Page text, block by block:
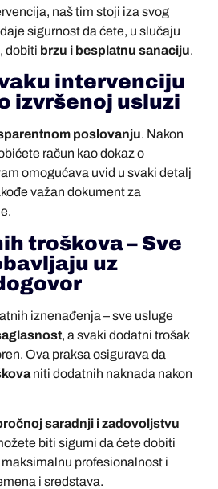
naš tim stoji iza svog
sigurnost da ćete, u slučaju
dobiti brzu i besplatnu sanaciju.
intervenciju
izvršenoj usluzi
poslovanju. Nakon
račun kao dokaz o
omogućava uvid u svaki detalj
važan dokument za
troškova – Sve
uz
iznenađenja – sve usluge
, a svaki dodatni trošak
Ova praksa osigurava da
niti dodatnih naknada nakon
saradnji i zadovoljstvu
biti sigurni da ćete dobiti
profesionalnost i
i sredstava.